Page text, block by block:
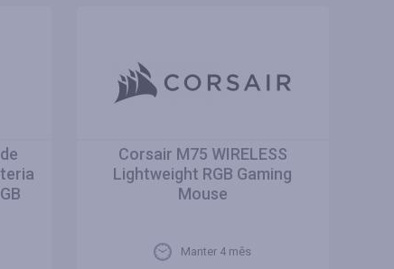
Corsair M75 WIRELESS
Lightweight RGB Gaming
Mouse
Manter 4 mês